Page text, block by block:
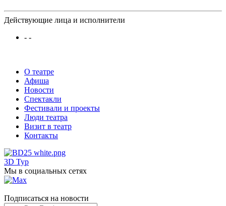
Действующие лица и исполнители
- -
О театре
Афиша
Новости
Спектакли
Фестивали и проекты
Люди театра
Визит в театр
Контакты
3D Тур
Мы в социальных сетях
Подписаться на новости